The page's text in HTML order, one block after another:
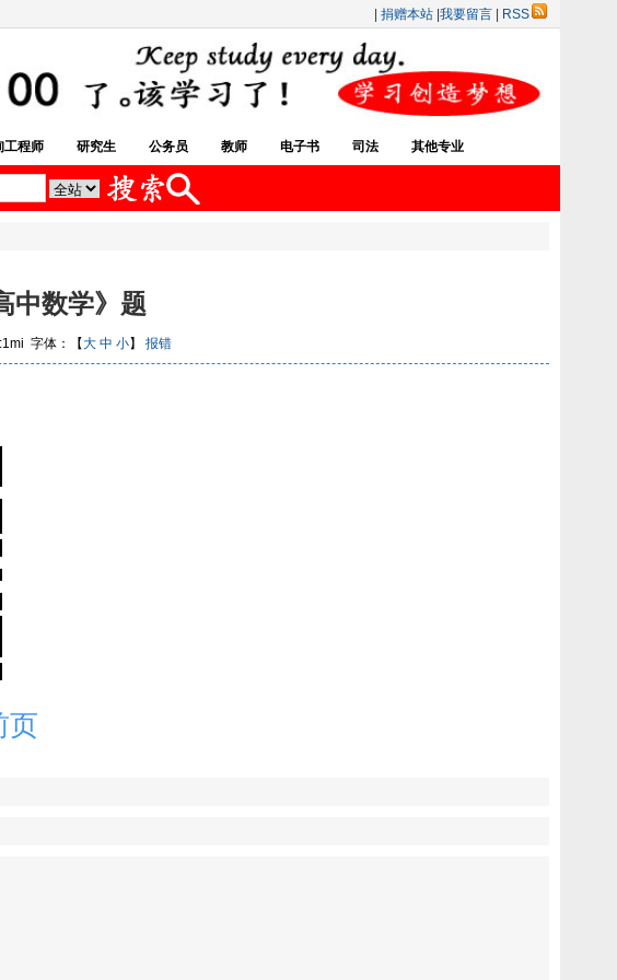
捐赠本站 我要留言 RSS
工程师 研究生 公务员 教师 电子书 司法 其他专业
中数学》题
字体：【大 中 小】 报错
页